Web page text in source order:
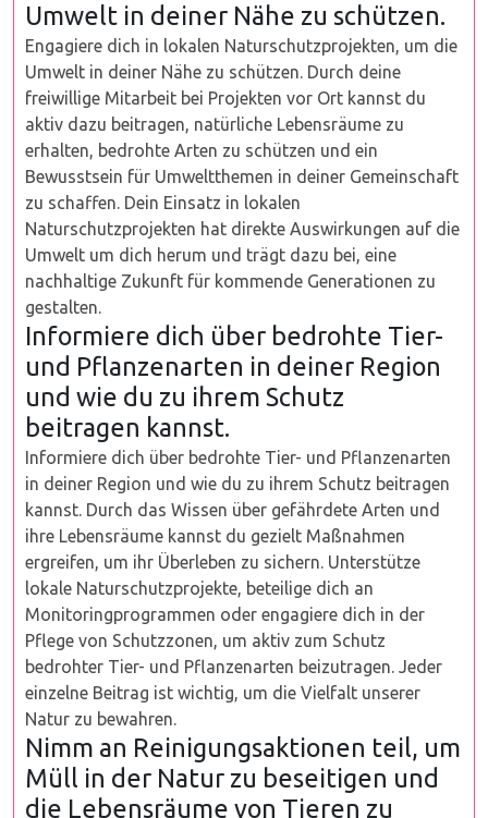
Umwelt in deiner Nähe zu schützen.
Engagiere dich in lokalen Naturschutzprojekten, um die
Umwelt in deiner Nähe zu schützen. Durch deine
freiwillige Mitarbeit bei Projekten vor Ort kannst du
aktiv dazu beitragen, natürliche Lebensräume zu
erhalten, bedrohte Arten zu schützen und ein
Bewusstsein für Umweltthemen in deiner Gemeinschaft
zu schaffen. Dein Einsatz in lokalen
Naturschutzprojekten hat direkte Auswirkungen auf die
Umwelt um dich herum und trägt dazu bei, eine
nachhaltige Zukunft für kommende Generationen zu
gestalten.
Informiere dich über bedrohte Tier-
und Pflanzenarten in deiner Region
und wie du zu ihrem Schutz
beitragen kannst.
Informiere dich über bedrohte Tier- und Pflanzenarten
in deiner Region und wie du zu ihrem Schutz beitragen
kannst. Durch das Wissen über gefährdete Arten und
ihre Lebensräume kannst du gezielt Maßnahmen
ergreifen, um ihr Überleben zu sichern. Unterstütze
lokale Naturschutzprojekte, beteilige dich an
Monitoringprogrammen oder engagiere dich in der
Pflege von Schutzzonen, um aktiv zum Schutz
bedrohter Tier- und Pflanzenarten beizutragen. Jeder
einzelne Beitrag ist wichtig, um die Vielfalt unserer
Natur zu bewahren.
Nimm an Reinigungsaktionen teil, um
Müll in der Natur zu beseitigen und
die Lebensräume von Tieren zu